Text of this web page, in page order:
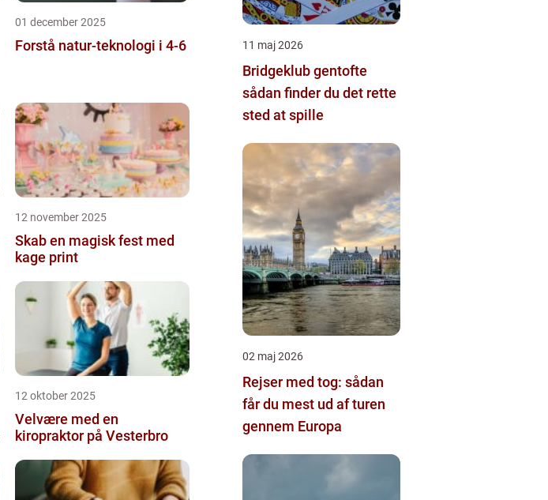
01 december 2025
Forstå natur-teknologi i 4-6
12 november 2025
Skab en magisk fest med
kage print
12 oktober 2025
Velvære med en
kiropraktor på Vesterbro
11 maj 2026
Bridgeklub gentofte
sådan finder du det rette
sted at spille
02 maj 2026
Rejser med tog: sådan
får du mest ud af turen
gennem Europa